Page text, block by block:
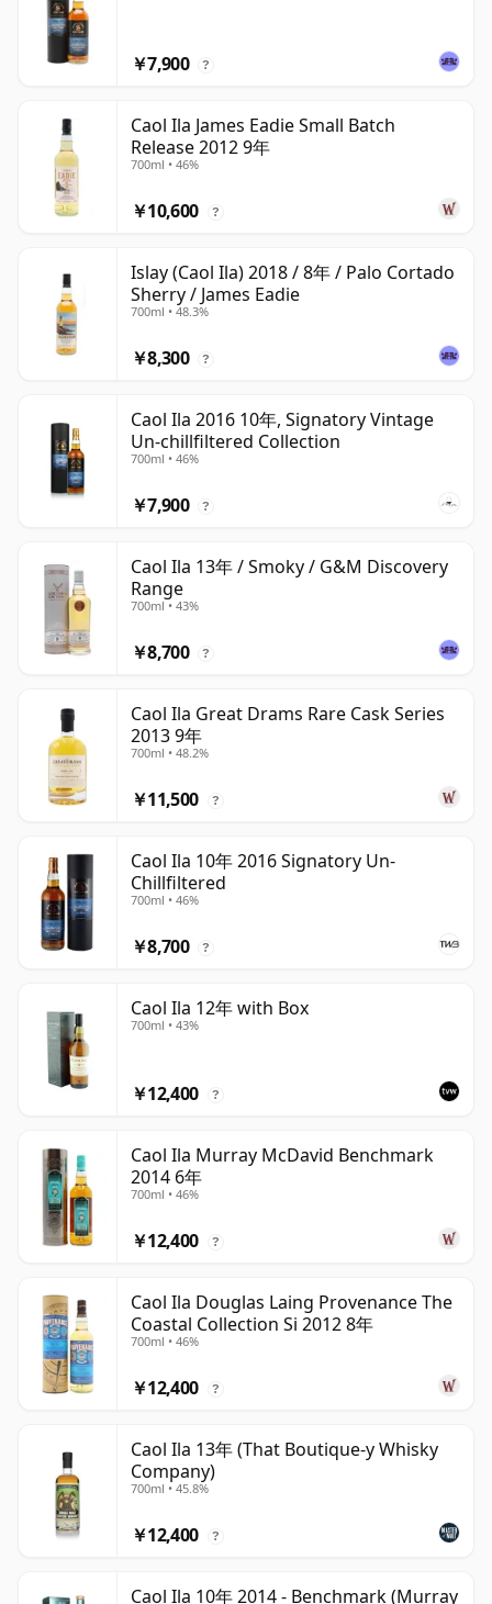
￥7,900 ?
Caol Ila James Eadie Small Batch
Release 2012 9年
700ml • 46%
￥10,600 ?
Islay (Caol Ila) 2018 / 8年 / Palo Cortado
Sherry / James Eadie
700ml • 48.3%
￥8,300 ?
Caol Ila 2016 10年, Signatory Vintage
Un-chillfiltered Collection
700ml • 46%
￥7,900 ?
Caol Ila 13年 / Smoky / G&M Discovery
Range
700ml • 43%
￥8,700 ?
Caol Ila Great Drams Rare Cask Series
2013 9年
700ml • 48.2%
￥11,500 ?
Caol Ila 10年 2016 Signatory Un-
Chillfiltered
700ml • 46%
￥8,700 ?
Caol Ila 12年 with Box
700ml • 43%
￥12,400 ?
Caol Ila Murray McDavid Benchmark
2014 6年
700ml • 46%
￥12,400 ?
Caol Ila Douglas Laing Provenance The
Coastal Collection Si 2012 8年
700ml • 46%
￥12,400 ?
Caol Ila 13年 (That Boutique-y Whisky
Company)
700ml • 45.8%
￥12,400 ?
Caol Ila 10年 2014 - Benchmark (Murray